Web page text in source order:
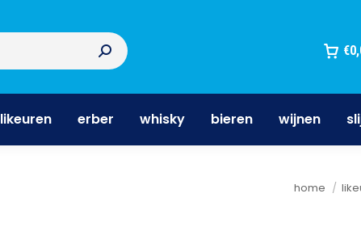
€
likeuren erber whisky bieren wijnen
Je bent
home